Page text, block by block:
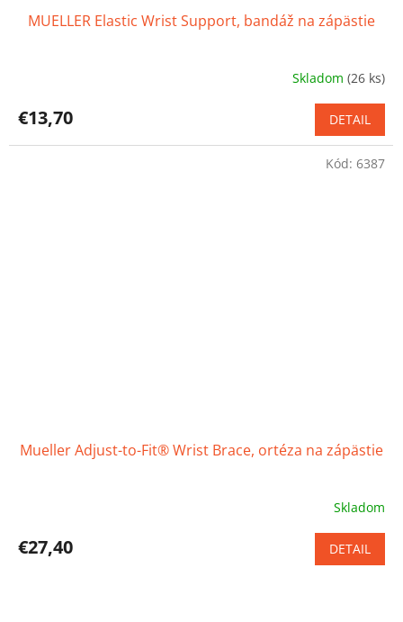
MUELLER Elastic Wrist Support, bandáž na zápästie
produktu
4,4
Skladom(26 ks)
€13,70 DETAIL
Mueller Adjust-to-Fit® Wrist Brace, ortéza na zápästie
produktu
Skladom
€27,40 DETAIL
Kód: 6387